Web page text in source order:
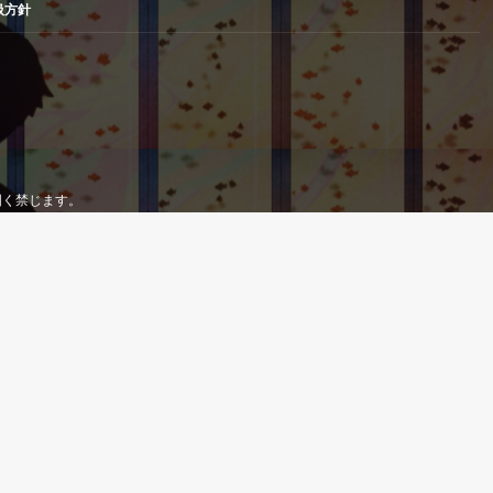
方針
禁じます。